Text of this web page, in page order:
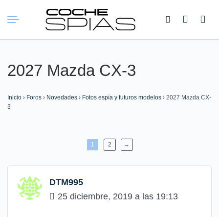
Buscar:
2027 Mazda CX-3
Inicio › Foros › Novedades › Fotos espía y futuros modelos › 2027 Mazda CX-
3
1 2 →
DTM995
25 diciembre, 2019 a las 19:13